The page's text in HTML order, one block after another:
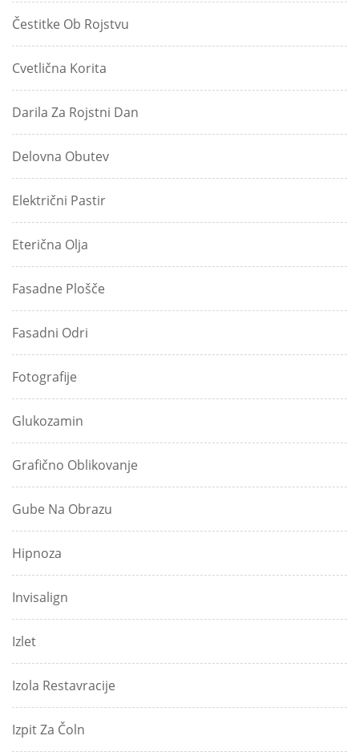
Čestitke Ob Rojstvu
Cvetlična Korita
Darila Za Rojstni Dan
Delovna Obutev
Električni Pastir
Eterična Olja
Fasadne Plošče
Fasadni Odri
Fotografije
Glukozamin
Grafično Oblikovanje
Gube Na Obrazu
Hipnoza
Invisalign
Izlet
Izola Restavracije
Izpit Za Čoln